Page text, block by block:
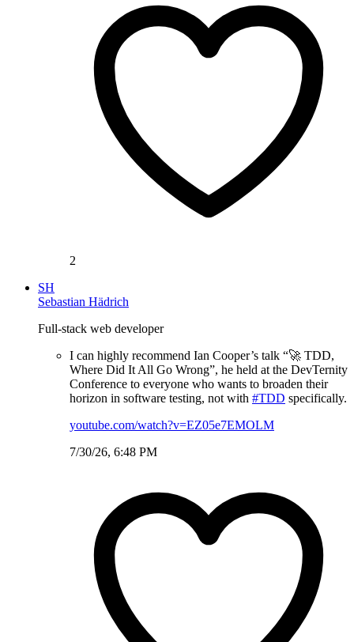
2
SH
Sebastian Hädrich
Full-stack web developer
I can highly recommend Ian Cooper’s talk “🚀 TDD,
Where Did It All Go Wrong”, he held at the DevTernity
Conference to everyone who wants to broaden their
horizon in software testing, not with #TDD specifically.
youtube.com/watch?v=EZ05e7EMOLM
7/30/26, 6:48 PM